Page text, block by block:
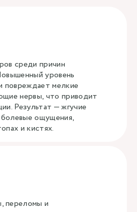
среди причин
уровень
повреждает мелкие
нервы, что приводит
Результат — жгучие
ощущения,
и кистях.
переломы и